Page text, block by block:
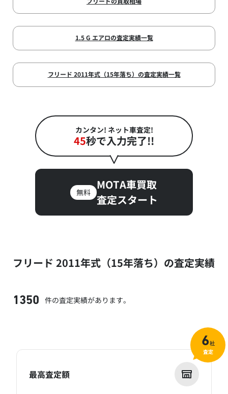
1.5 G エアロの査定実績一覧
フリード 2011年式（15年落ち）の査定実績一覧
カンタン! ネット車査定!
45秒で入力完了!!
無料
MOTA車買取
査定スタート
フリード 2011年式（15年落ち）の査定実績
1350 件の査定実績があります。
最高査定額
6社
査定